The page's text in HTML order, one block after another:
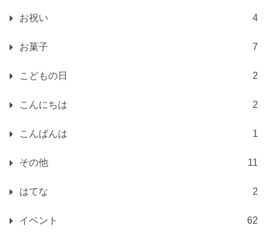
お祝い 4
お菓子 7
こどもの日 2
こんにちは 2
こんばんは 1
その他 11
はてな 2
イベント 62